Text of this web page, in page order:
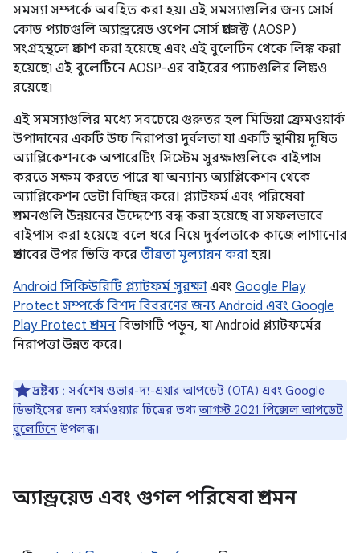
সমস্যা সম্পর্কে অবহিত করা হয়। এই সমস্যাগুলির জন্য সোর্স
কোড প্যাচগুলি অ্যান্ড্রয়েড ওপেন সোর্স প্রজেক্ট (AOSP)
সংগ্রহস্থলে প্রকাশ করা হয়েছে এবং এই বুলেটিন থেকে লিঙ্ক করা
হয়েছে৷ এই বুলেটিনে AOSP-এর বাইরের প্যাচগুলির লিঙ্কও
রয়েছে৷
এই সমস্যাগুলির মধ্যে সবচেয়ে গুরুতর হল মিডিয়া ফ্রেমওয়ার্ক
উপাদানের একটি উচ্চ নিরাপত্তা দুর্বলতা যা একটি স্থানীয় দূষিত
অ্যাপ্লিকেশনকে অপারেটিং সিস্টেম সুরক্ষাগুলিকে বাইপাস
করতে সক্ষম করতে পারে যা অন্যান্য অ্যাপ্লিকেশন থেকে
অ্যাপ্লিকেশন ডেটা বিচ্ছিন্ন করে। প্ল্যাটফর্ম এবং পরিষেবা
প্রশমনগুলি উন্নয়নের উদ্দেশ্যে বন্ধ করা হয়েছে বা সফলভাবে
বাইপাস করা হয়েছে বলে ধরে নিয়ে দুর্বলতাকে কাজে লাগানোর
প্রভাবের উপর ভিত্তি করে তীব্রতা মূল্যায়ন করাহয়।
Android সিকিউরিটি প্ল্যাটফর্ম সুরক্ষাএবং Google Play
Protect সম্পর্কে বিশদ বিবরণের জন্য Android এবং Google
Play Protect প্রশমন বিভাগটি পড়ুন, যা Android প্ল্যাটফর্মের
নিরাপত্তা উন্নত করে।
দ্রষ্টব্য : সর্বশেষ ওভার-দ্য-এয়ার আপডেট (OTA) এবং Google
ডিভাইসের জন্য ফার্মওয়্যার চিত্রের তথ্যআগস্ট 2021 পিক্সেল আপডেট
বুলেটিনে উপলব্ধ।
অ্যান্ড্রয়েড এবং গুগল পরিষেবা প্রশমন